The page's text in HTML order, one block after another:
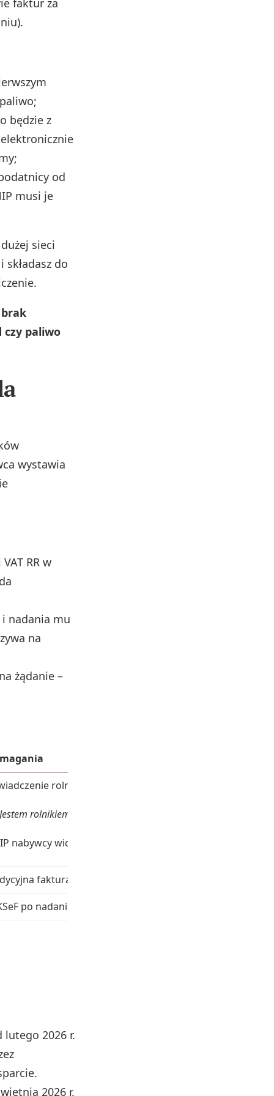
faktur za
będzie z
od
musi je
sieci
do
brak
paliwo
wystawia
RR w
nadania mu
na
żądanie –
rolnika w KSeF, w tym:
Jestem rolnikiem ryczałtowym…
nabywcy widoczny w systemie
faktura w 2 egz.
po nadaniu uprawnień lub poza KSeF – zgodnie z
2026 r.
2026 r.